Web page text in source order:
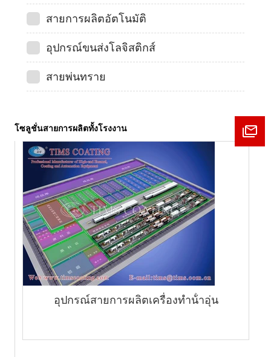
สายการผลิตอัตโนมัติ
อุปกรณ์ขนส่งโลจิสติกส์
สายพ่นทราย
โซลูชั่นสายการผลิตทั้งโรงงาน
อุปกรณ์สายการผลิตเครื่องทําน้ําอุ่น